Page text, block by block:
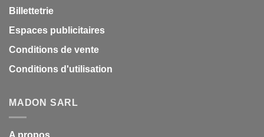
Billettetrie
Espaces publicitaires
Conditions de vente
Conditions d'utilisation
MADON SARL
A propos